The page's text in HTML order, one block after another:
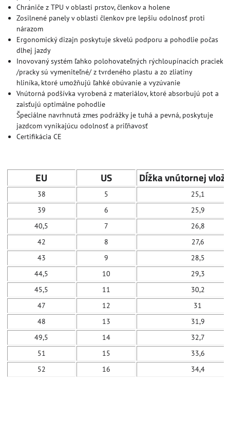
Chrániče z TPU v oblasti prstov, členkov a holene
Zosilnené panely v oblasti členkov pre lepšiu odolnosť proti
nárazom
Ergonomický dizajn poskytuje skvelú podporu a pohodlie počas
dlhej jazdy
Inovovaný systém ľahko polohovateľných rýchloupínacích praciek
/pracky sú vymeniteľné/ z tvrdeného plastu a zo zliatiny
hliníka, ktoré umožňujú ľahké obúvanie a vyzúvanie
Vnútorná podšívka vyrobená z materiálov, ktoré absorbujú pot a
zaisťujú optimálne pohodlie
Špeciálne navrhnutá zmes podrážky je tuhá a pevná, poskytuje
jazdcom vynikajúcu odolnosť a priľňavosť
Certifikácia CE
EU US Dĺžka vnútornej
38 5
25,1
39
6
25,9
40,5
7
26,8
42
8
27,6
43
9
28,5
44,5
10
29,3
45,5
11
30,2
47
12
31
48
13
31,9
49,5
14
32,7
51
15
33,6
52
16 34,4